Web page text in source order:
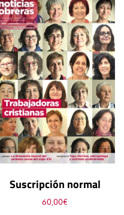
Suscripción normal
60,00€